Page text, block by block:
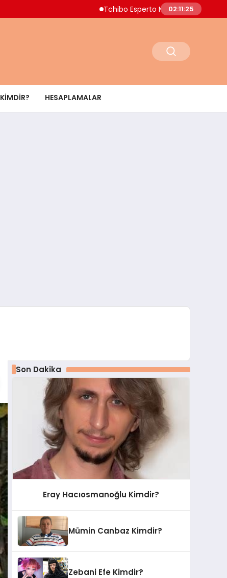
Tchibo Esperto Mini Kahve Makinesinde
02:11:26
KIMDIR? HESAPLAMALAR
Son Dakika
Eray Hacıosmanoğlu Kimdir?
Mümin Canbaz Kimdir?
Zebani Efe Kimdir?